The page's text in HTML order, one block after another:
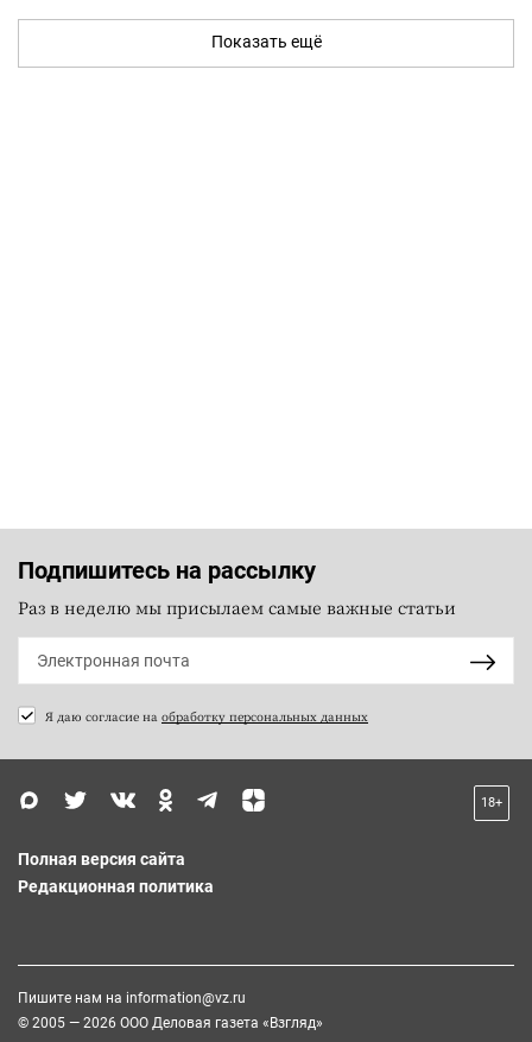
Показать ещё
Подпишитесь на рассылку
Раз в неделю мы присылаем самые важные статьи
Я даю согласие на обработку персональных данных
18+
Полная версия сайта
Редакционная политика
Пишите нам на information@vz.ru
© 2005 — 2026 ООО Деловая газета «Взгляд»